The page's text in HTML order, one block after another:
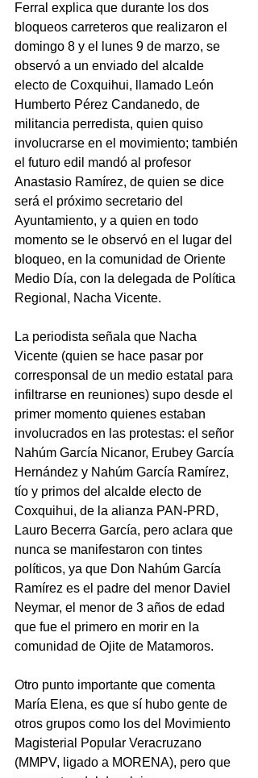
Ferral explica que durante los dos
bloqueos carreteros que realizaron el
domingo 8 y el lunes 9 de marzo, se
observó a un enviado del alcalde
electo de Coxquihui, llamado León
Humberto Pérez Candanedo, de
militancia perredista, quien quiso
involucrarse en el movimiento; también
el futuro edil mandó al profesor
Anastasio Ramírez, de quien se dice
será el próximo secretario del
Ayuntamiento, y a quien en todo
momento se le observó en el lugar del
bloqueo, en la comunidad de Oriente
Medio Día, con la delegada de Política
Regional, Nacha Vicente.
La periodista señala que Nacha
Vicente (quien se hace pasar por
corresponsal de un medio estatal para
infiltrarse en reuniones) supo desde el
primer momento quienes estaban
involucrados en las protestas: el señor
Nahúm García Nicanor, Erubey García
Hernández y Nahúm García Ramírez,
tío y primos del alcalde electo de
Coxquihui, de la alianza PAN-PRD,
Lauro Becerra García, pero aclara que
nunca se manifestaron con tintes
políticos, ya que Don Nahúm García
Ramírez es el padre del menor Daviel
Neymar, el menor de 3 años de edad
que fue el primero en morir en la
comunidad de Ojite de Matamoros.
Otro punto importante que comenta
María Elena, es que sí hubo gente de
otros grupos como los del Movimiento
Magisterial Popular Veracruzano
(MMPV, ligado a MORENA), pero que